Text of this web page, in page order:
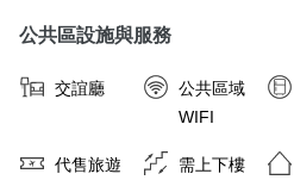
公共區設施與服務
交誼廳
公共區域
WIFI
代售旅遊
需上下樓